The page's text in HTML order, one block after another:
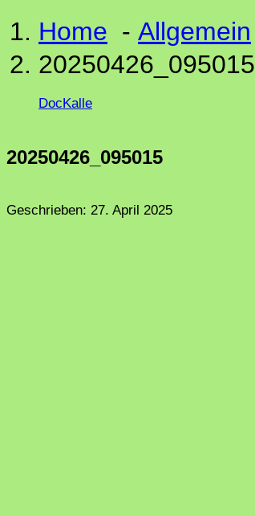
Home - Allgemein
20250426_095015
DocKalle
20250426_095015
Geschrieben: 27. April 2025